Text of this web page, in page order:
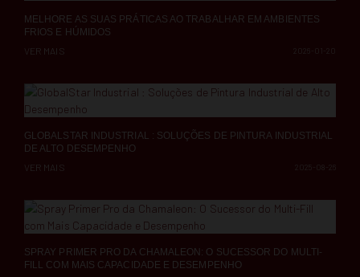
MELHORE AS SUAS PRÁTICAS AO TRABALHAR EM AMBIENTES
FRIOS E HÚMIDOS
VER MAIS
GLOBALSTAR INDUSTRIAL : SOLUÇÕES DE PINTURA INDUSTRIAL
DE ALTO DESEMPENHO
2025-08-26
VER MAIS
SPRAY PRIMER PRO DA CHAMALEON: O SUCESSOR DO MULTI-
FILL COM MAIS CAPACIDADE E DESEMPENHO